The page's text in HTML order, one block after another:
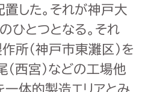
した。それが神戸大
ひとつとなる。それ
所（神戸市東灘区）を
（西宮）などの工場他
体的製造エリアとみ